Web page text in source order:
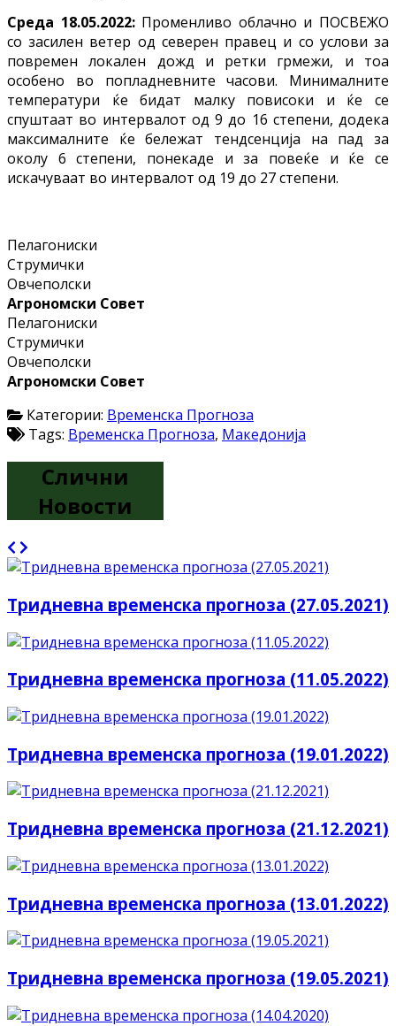
Среда 18.05.2022: Променливо облачно и ПОСВЕЖО
со засилен ветер од северен правец и со услови за
повремен локален дожд и ретки грмежи, и тоа
особено во попладневните часови. Минималните
температури ќе бидат малку повисоки и ќе се
спуштаат во интервалот од 9 до 16 степени, додека
максималните ќе бележат тендсенција на пад за
околу 6 степени, понекаде и за повеќе и ќе се
искачуваат во интервалот од 19 до 27 степени.
Пелагониски
Струмички
Овчеполски
Агрономски Совет
Пелагониски
Струмички
Овчеполски
Агрономски Совет
Категории: Временска Прогноза
Tags: Временска Прогноза, Македонија
Слични
Новости
Тридневна временска прогноза (27.05.2021)
Тридневна временска прогноза (11.05.2022)
Тридневна временска прогноза (19.01.2022)
Тридневна временска прогноза (21.12.2021)
Тридневна временска прогноза (13.01.2022)
Тридневна временска прогноза (19.05.2021)